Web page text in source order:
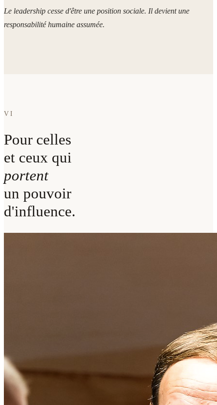
Le leadership cesse d'être une position sociale. Il devient une
responsabilité humaine assumée.
VI
Pour celles
et ceux qui
portent
un pouvoir
d'influence.